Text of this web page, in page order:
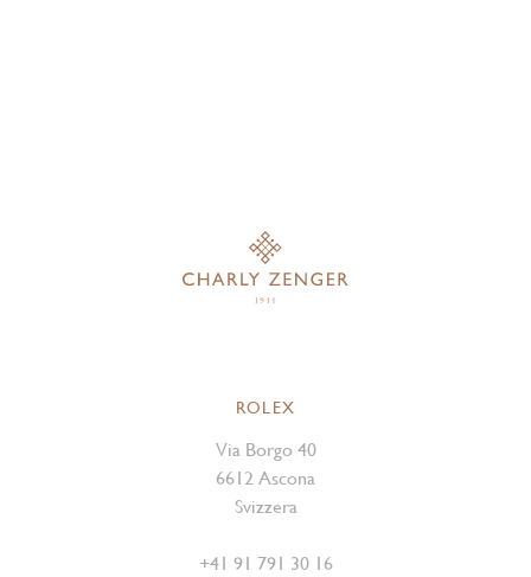
ROLEX
Via Borgo 40
6612 Ascona
Svizzera
+41 91 791 30 16